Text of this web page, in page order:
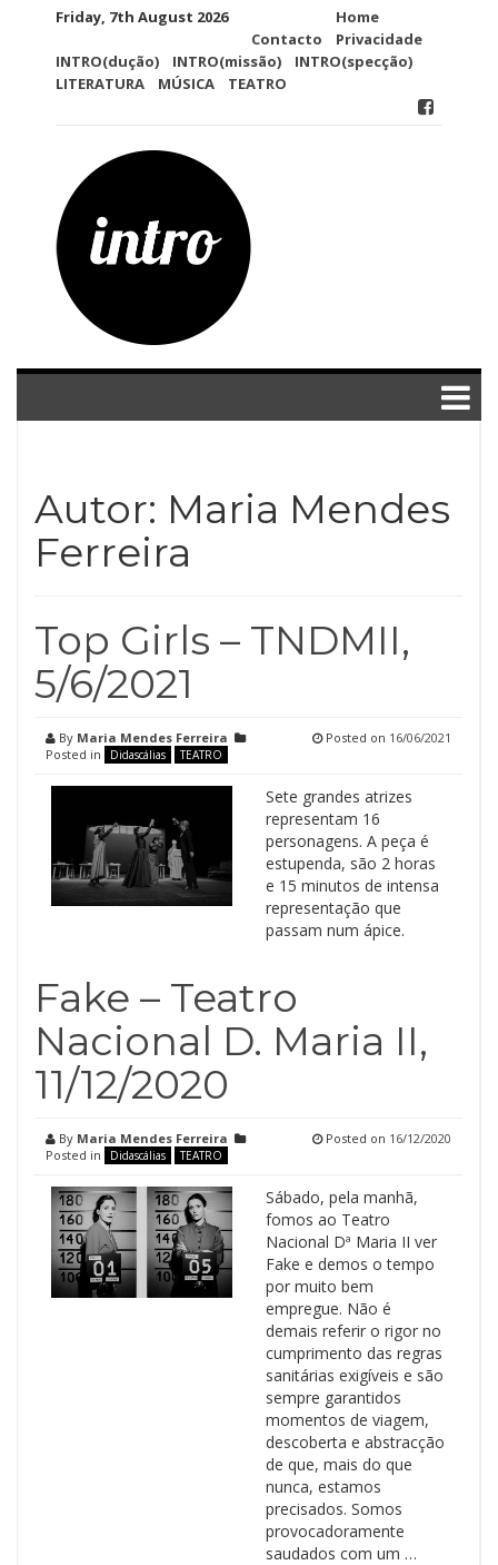
Friday, 7th August 2026
Contacto
Home
Privacidade
INTRO(dução)
INTRO(missão)
INTRO(specção)
LITERATURA
MÚSICA TEATRO
Autor: Maria Mendes
Ferreira
Top Girls – TNDMII,
5/6/2021
By Maria Mendes Ferreira
Posted in
Didascálias TEATRO
Posted on 16/06/2021
Sete grandes atrizes
representam 16
personagens. A peça é
estupenda, são 2 horas
e 15 minutos de intensa
representação que
passam num ápice.
Fake – Teatro
Nacional D. Maria II,
11/12/2020
By Maria Mendes Ferreira
Posted in
Didascálias TEATRO
Posted on 16/12/2020
Sábado, pela manhã,
fomos ao Teatro
Nacional Dª Maria II ver
Fake e demos o tempo
por muito bem
empregue. Não é
demais referir o rigor no
cumprimento das regras
sanitárias exigíveis e são
sempre garantidos
momentos de viagem,
descoberta e abstracção
de que, mais do que
nunca, estamos
precisados. Somos
provocadoramente
saudados com um …